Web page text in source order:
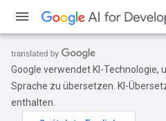
Google verwendet KI-Technologie,
Sprache zu übersetzen. KI-
enthalten.